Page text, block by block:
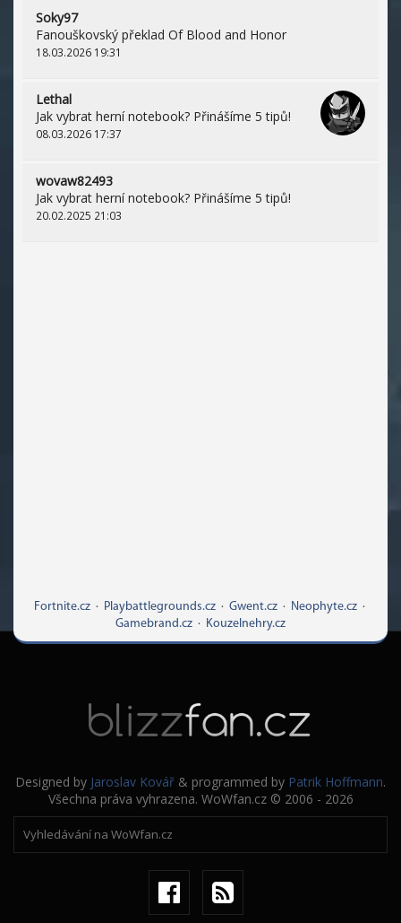
Soky97
Fanouškovský překlad Of Blood and Honor
18.03.2026 19:31
Lethal
Jak vybrat herní notebook? Přinášíme 5 tipů!
08.03.2026 17:37
wovaw82493
Jak vybrat herní notebook? Přinášíme 5 tipů!
20.02.2025 21:03
Fortnite.cz· Playbattlegrounds.cz· Gwent.cz· Neophyte.cz·
Gamebrand.cz · Kouzelnehry.cz
Designed by Jaroslav Kovář & programmed by Patrik Hoffmann.
Všechna práva vyhrazena. WoWfan.cz © 2006 - 2026